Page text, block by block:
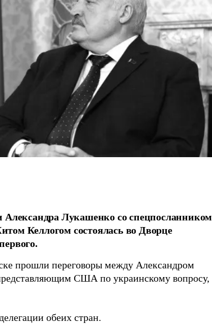
Александра Лукашенко со спецпосланником
Келлогом состоялась во Дворце
прошли переговоры между Александром
США по украинскому вопросу,
обеих стран.